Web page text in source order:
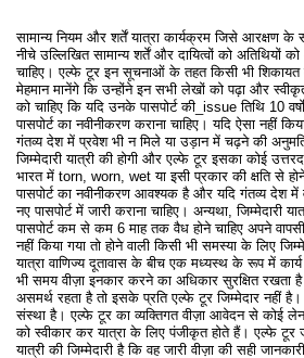
सामान्य नियम और शर्तें यात्रा कार्यक्रम जिसे आरक्षण के
नीचे उल्लिखित सामान्य शर्तें और दायित्वों को अतिथियों
चाहिए। एल्फे टूर इन सूचनाओं के तहत किसी भी शिकायत
मेहमान मानेंगे कि उन्होंने इन सभी लेखों को पढ़ा और
को चाहिए कि यदि उनके पासपोर्ट की_issue तिथि 10
पासपोर्ट का नवीनीकरण कराना चाहिए। यदि ऐसा नहीं
गंतव्य देश में प्रवेश भी न मिले या उड़ान में चढ़ने की
जिम्मेदारी यात्री की होगी और एल्फे टूर इसका कोई
भारत में torn, worn, wet या इसी प्रकार की क्षति से
पासपोर्ट का नवीनीकरण आवश्यक है और यदि गंतव्य देश
नए पासपोर्ट में जारी कराना चाहिए। अन्यथा, जिम्मेदारी
पासपोर्ट कम से कम 6 माह तक वैध होने चाहिए अपने
नहीं किया गया तो होने वाली किसी भी समस्या के लिए
यात्रा वाणिज्य दूतावास के बीच एक मध्यस्थ के रूप में
भी समय वीज़ा इनकार करने का अधिकार सुरक्षित रखता
असमर्थ रहता है तो इसके प्रति एल्फे टूर जिम्मेदार नहीं
संस्था है। एल्फे टूर का व्यक्तिगत वीज़ा आवेदन से कोई
को स्वीकार कर यात्रा के लिए पंजीकृत होते हैं। एल्फे टूर
यात्री की जिम्मेदारी है कि वह जारी वीज़ा की सही